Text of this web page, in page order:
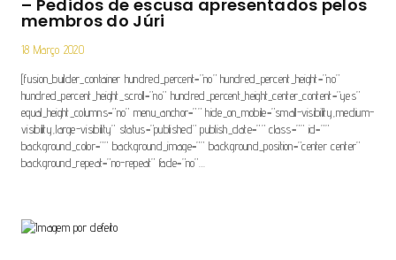
– Pedidos de escusa apresentados pelos
membros do Júri
18 Março 2020
[fusion_builder_container hundred_percent=”no” hundred_percent_height=”no”
hundred_percent_height_scroll=”no” hundred_percent_height_center_content=”yes”
equal_height_columns=”no” menu_anchor=”” hide_on_mobile=”small-visibility,medium-
visibility,large-visibility” status=”published” publish_date=”” class=”” id=””
background_color=”” background_image=”” background_position=”center center”
background_repeat=”no-repeat” fade=”no”…